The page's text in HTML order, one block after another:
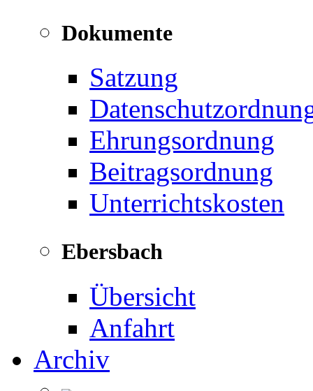
Dokumente
Satzung
Ehrungsordnung
Beitragsordnung
Unterrichtskosten
Ebersbach
Übersicht
Anfahrt
Archiv